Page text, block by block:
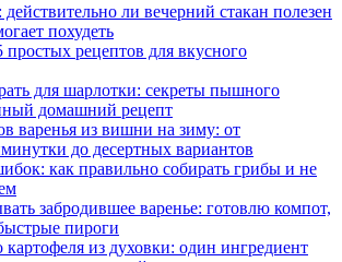
ли вечерний стакан полезен
похудеть
рецептов для вкусного
для шарлотки: секреты пышного
домашний рецепт
варенья из вишни на зиму: от
до десертных вариантов
как правильно собирать грибы и не
забродившее варенье: готовлю компот,
пироги
картофеля из духовки: один ингредиент